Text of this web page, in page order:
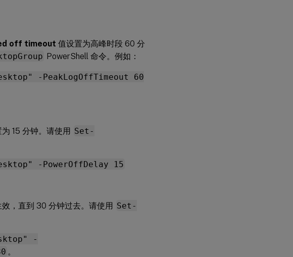
off timeout 值设置为高峰时段 60 分
PowerShell 命令。例如：
-PeakLogOffTimeout 60
15 分钟。请使用 Set-
-PowerOffDelay 15
，直到 30 分钟过去。请使用 Set-
-
。